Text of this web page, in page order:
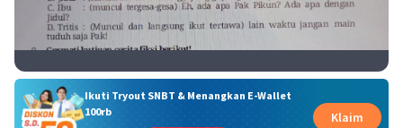
Ikuti Tryout SNBT & Menangkan E-Wallet
100rb
Klaim